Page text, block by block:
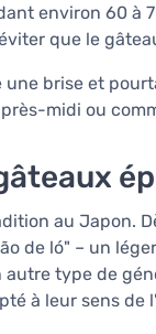
environ 60 à
que le
brise et
midi ou
au Japon.
de ló" – un
type de
à leur sens de